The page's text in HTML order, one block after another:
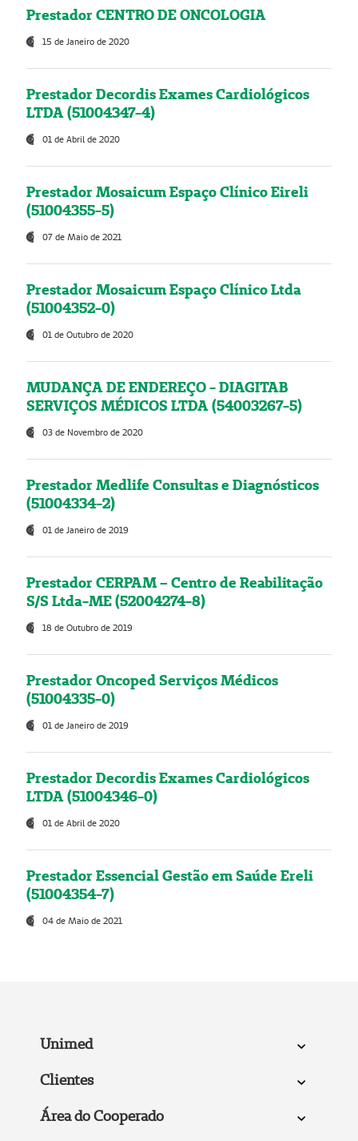
Prestador CENTRO DE ONCOLOGIA
15 de Janeiro de 2020
Prestador Decordis Exames Cardiológicos
LTDA (51004347-4)
01 de Abril de 2020
Prestador Mosaicum Espaço Clínico Eireli
(51004355-5)
07 de Maio de 2021
Prestador Mosaicum Espaço Clínico Ltda
(51004352-0)
01 de Outubro de 2020
MUDANÇA DE ENDEREÇO - DIAGITAB
SERVIÇOS MÉDICOS LTDA (54003267-5)
03 de Novembro de 2020
Prestador Medlife Consultas e Diagnósticos
(51004334-2)
01 de Janeiro de 2019
Prestador CERPAM – Centro de Reabilitação
S/S Ltda-ME (52004274-8)
18 de Outubro de 2019
Prestador Oncoped Serviços Médicos
(51004335-0)
01 de Janeiro de 2019
Prestador Decordis Exames Cardiológicos
LTDA (51004346-0)
01 de Abril de 2020
Prestador Essencial Gestão em Saúde Ereli
(51004354-7)
04 de Maio de 2021
Unimed
Clientes
Área do Cooperado